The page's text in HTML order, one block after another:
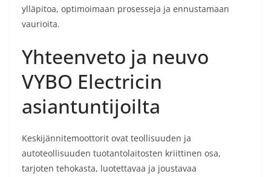
ylläpitoa, optimoimaan prosesseja ja ennustamaan
vaurioita.
Yhteenveto ja neuvo
VYBO Electricin
asiantuntijoilta
Keskijännitemoottorit ovat teollisuuden ja
autoteollisuuden tuotantolaitosten kriittinen osa,
tarjoten tehokasta, luotettavaa ja joustavaa